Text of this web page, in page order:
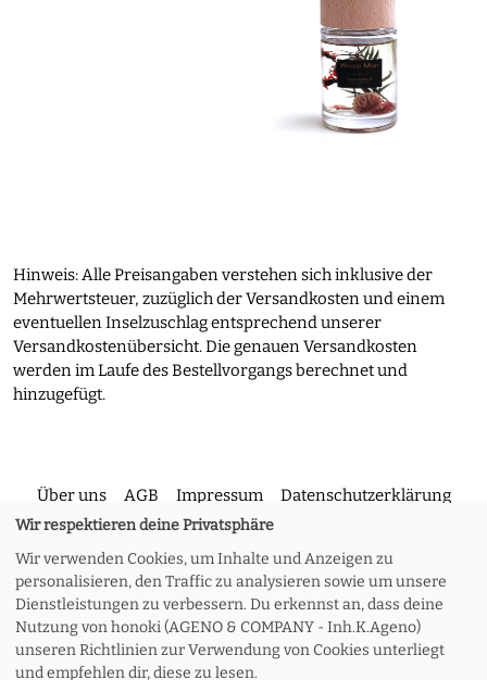
Hinweis: Alle Preisangaben verstehen sich inklusive der
Mehrwertsteuer, zuzüglich der Versandkosten und einem
eventuellen Inselzuschlag entsprechend unserer
Versandkostenübersicht. Die genauen Versandkosten
werden im Laufe des Bestellvorgangs berechnet und
hinzugefügt.
Über uns AGB Impressum Datenschutzerklärung
Kontakt Versand und Rückgabe Widerruf
Zahlungsoptionen Meine Bestellung
Wir respektieren deine Privatsphäre
Wir verwenden Cookies, um Inhalte und Anzeigen zu
personalisieren, den Traffic zu analysieren sowie um unsere
Dienstleistungen zu verbessern. Du erkennst an, dass deine
Nutzung von honoki (AGENO & COMPANY - Inh.K.Ageno)
unseren Richtlinien zur Verwendung von Cookies unterliegt
und empfehlen dir, diese zu lesen.